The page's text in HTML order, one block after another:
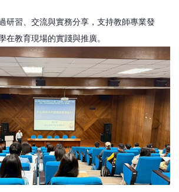
研習、交流與實務分享，支持教師專業發
在教育現場的實踐與推廣。